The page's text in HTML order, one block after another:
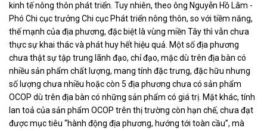
kinh tế nông thôn phát triển. Tuy nhiên, theo ông Nguyễn Hồ Lâm -
Phó Chi cục trưởng Chi cục Phát triển nông thôn, so với tiềm năng,
thế mạnh của địa phương, đặc biệt là vùng miền Tây thì vẫn chưa
thực sự khai thác và phát huy hết hiệu quả. Một số địa phương
chưa thật sự tập trung lãnh đạo, chỉ đạo, mặc dù trên địa bàn có
nhiều sản phẩm chất lượng, mang tính đặc trưng, đặc hữu nhưng
số lượng chưa nhiều hoặc còn 5 địa phương chưa có sản phẩm
OCOP dù trên địa bàn có những sản phẩm có giá trị. Mặt khác, tính
lan toả của sản phẩm OCOP trên thị trường còn hạn chế, chưa đạt
được mục tiêu “hành động địa phương, hướng tới toàn cầu”, mà